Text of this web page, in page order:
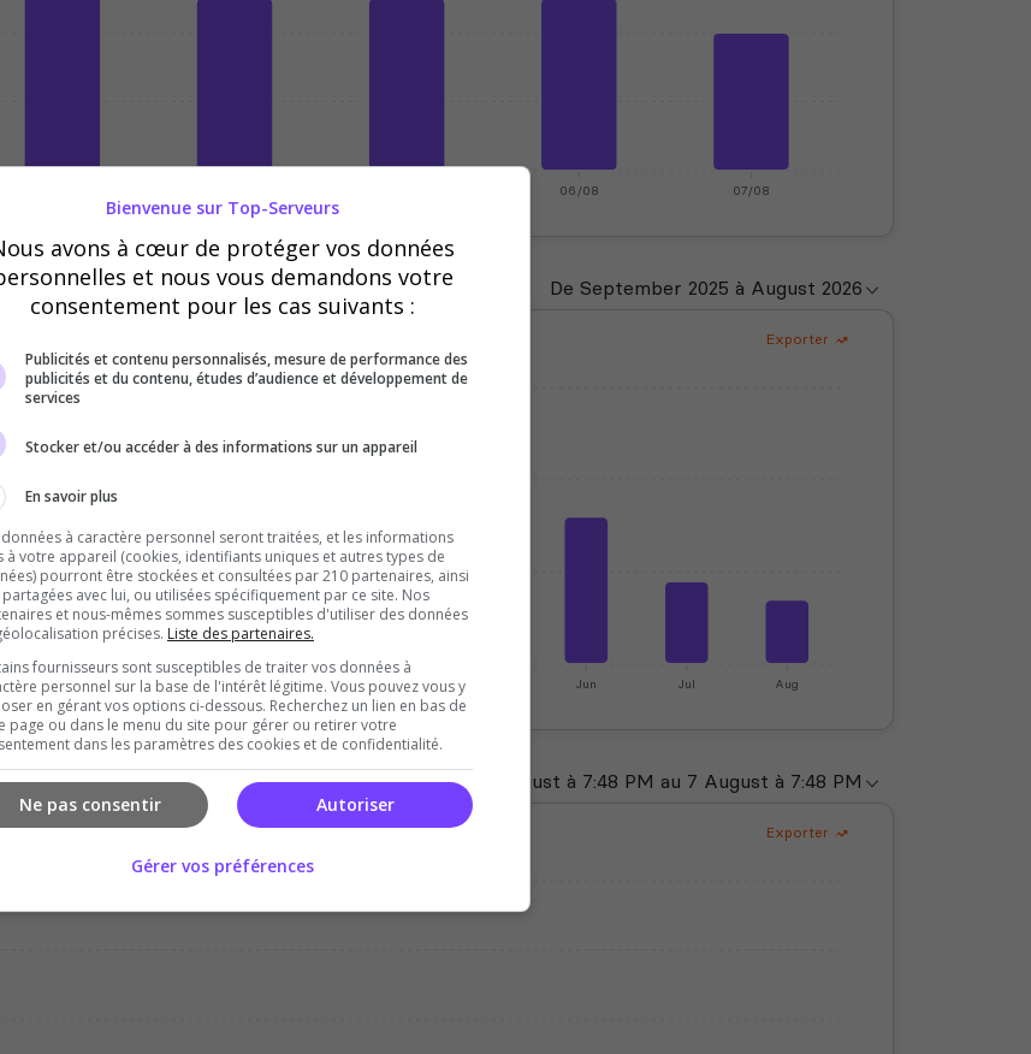
06/08 07/08
Exporter
Jan Feb Mar Apr Jun Jul Aug
Exporter
Bienvenue sur Top-Serveurs
avons à cœur de protéger vos données
et nous vous demandons votre
consentement pour les cas suivants :
Publicités et contenu personnalisés, mesure de performance des
publicités et du contenu, études d’audience et développement de
services
Stocker et/ou accéder à des informations sur un appareil
En savoir plus
à caractère personnel seront traitées, et les informations
à votre appareil (cookies, identifiants uniques et autres types de
pourront être stockées et consultées par 210 partenaires, ainsi
avec lui, ou utilisées spécifiquement par ce site. Nos
et nous-mêmes sommes susceptibles d'utiliser des données
précises. Liste des partenaires.
fournisseurs sont susceptibles de traiter vos données à
personnel sur la base de l'intérêt légitime. Vous pouvez vous y
en gérant vos options ci-dessous. Recherchez un lien en bas de
page ou dans le menu du site pour gérer ou retirer votre
dans les paramètres des cookies et de confidentialité.
Autoriser
Ne pas consentir
Gérer vos préférences